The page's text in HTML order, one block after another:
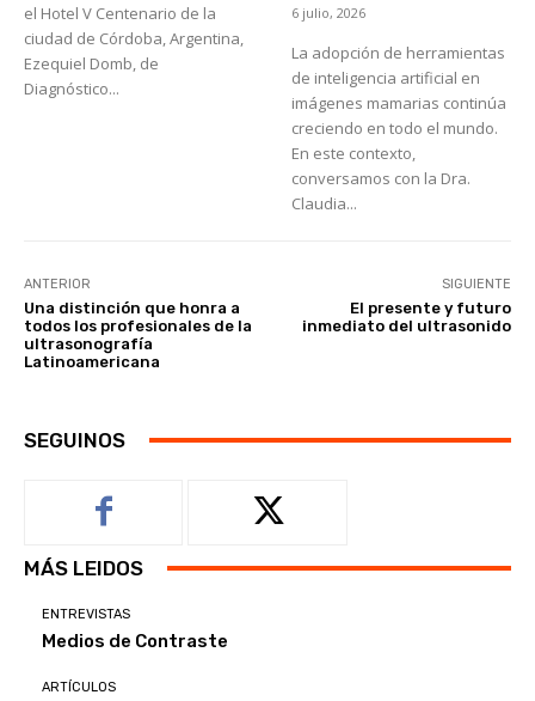
el Hotel V Centenario de la
ciudad de Córdoba, Argentina,
Ezequiel Domb, de
Diagnóstico...
6 julio, 2026
La adopción de herramientas
de inteligencia artificial en
imágenes mamarias continúa
creciendo en todo el mundo.
En este contexto,
conversamos con la Dra.
Claudia...
ANTERIOR
Una distinción que honra a
todos los profesionales de la
ultrasonografía
Latinoamericana
SIGUIENTE
El presente y futuro
inmediato del ultrasonido
SEGUINOS
MÁS LEIDOS
ENTREVISTAS
Medios de Contraste
ARTÍCULOS